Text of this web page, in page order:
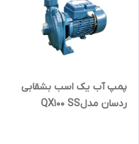
پمپ آب یک اسب بشقابی
ردسان مدلQX100 SS